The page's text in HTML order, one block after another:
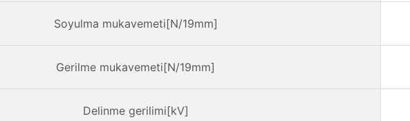
Soyulma mukavemeti[N/19mm]
Gerilme mukavemeti[N/19mm]
Delinme gerilimi[kV]